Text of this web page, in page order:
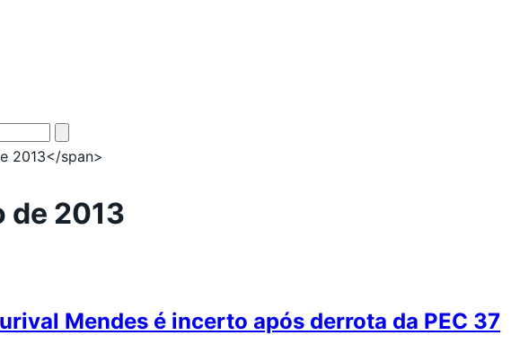
2013</span>
de 2013
Mendes é incerto após derrota da PEC 37